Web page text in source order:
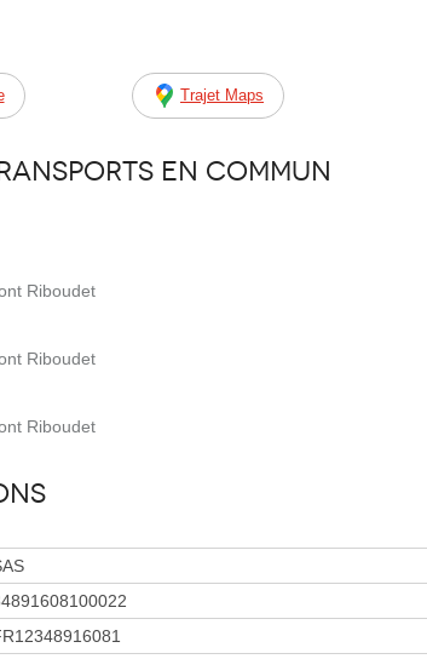
Trajet Maps
en commun
Riboudet
Riboudet
Riboudet